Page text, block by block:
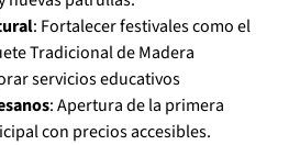
: Fortalecer festivales como el
Tradicional de Madera
servicios educativos
: Apertura de la primera
con precios accesibles.